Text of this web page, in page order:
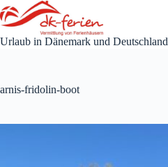
Zum
Inhalt
springen
Urlaub in Dänemark und Deutschland
arnis-fridolin-boot